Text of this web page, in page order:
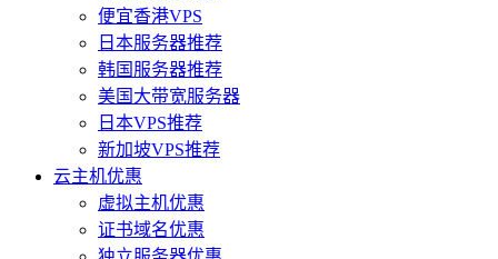
便宜香港VPS
日本服务器推荐
韩国服务器推荐
美国大带宽服务器
日本VPS推荐
新加坡VPS推荐
云主机优惠
虚拟主机优惠
证书域名优惠